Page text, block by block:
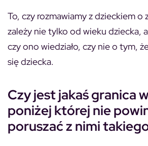
To, czy rozmawiamy z dzieckiem o
zależy nie tylko od wieku dziecka,
czy ono wiedziało, czy nie o tym,
się dziecka.
Czy jest jakaś granica
poniżej której nie
poruszać z nimi